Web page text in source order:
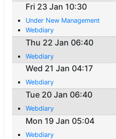
Fri 23 Jan 10:30
Under New Management
Webdiary
Thu 22 Jan 06:40
Webdiary
Wed 21 Jan 04:17
Webdiary
Tue 20 Jan 06:40
Webdiary
Mon 19 Jan 05:04
Webdiary